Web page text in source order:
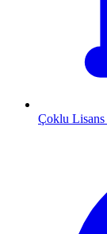
Çoklu Lisans